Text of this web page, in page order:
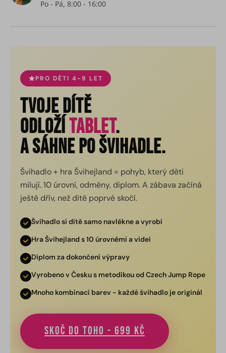
PRO DĚTI 4-9 LET
Tvoje dítě
odložítablet.
A sáhne po švihadle.
Švihadlo + hra Švihejland = pohyb, který děti
milují. 10 úrovní, odměny, diplom. A zábava začíná
ještě dřív, než dítě poprvé skočí.
Švihadlo si dítě samo navlékne a vyrobí
Hra Švihejland s 10 úrovněmi a videi
Diplom za dokončení výpravy
Vyrobeno v Česku s metodikou od Czech Jump Rope
Mnoho kombinací barev - každé švihadlo je originál
Skoč do toho - 699 Kč